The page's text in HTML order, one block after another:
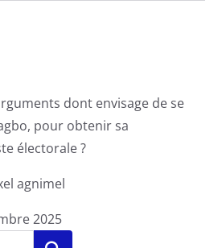
dont envisage de se
pour obtenir sa
électorale ?
agnimel
2025